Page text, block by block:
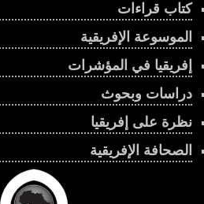
كتاب قراءات
الموسوعة الإفريقية
إفريقيا في المؤشرات
دراسات وبحوث
نظرة على إفريقيا
الصحافة الإفريقية